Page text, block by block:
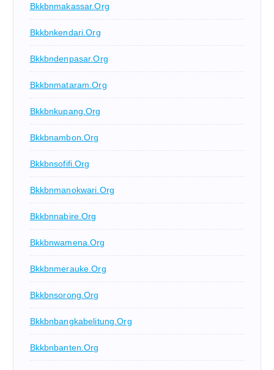
Bkkbnmakassar.org
Bkkbnkendari.org
Bkkbndenpasar.org
Bkkbnmataram.org
Bkkbnkupang.org
Bkkbnambon.org
Bkkbnsofifi.org
Bkkbnmanokwari.org
Bkkbnnabire.org
Bkkbnwamena.org
Bkkbnmerauke.org
Bkkbnsorong.org
Bkkbnbangkabelitung.org
Bkkbnbanten.org